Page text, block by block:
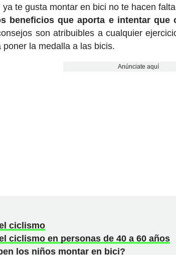
te gusta montar en bici no te hacen
beneficios que aporta e intentar que
son atribuibles a cualquier
la medalla a las bicis.
Anúnciate aquí
ciclismo
ciclismo en personas de 40 a 60 años
los niños montar en bici?